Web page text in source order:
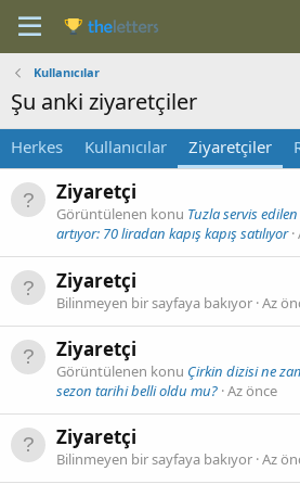
Kullanıcılar
Şu anki ziyaretçiler
Herkes Kullanıcılar Ziyaretçiler
Ziyaretçi
Görüntülenen konu Tuzla servis
artıyor: 70 liradan kapış kapış satılıyor
Ziyaretçi
Bilinmeyen bir sayfaya bakıyor Az
Ziyaretçi
Görüntülenen konu Çirkin dizisi ne
sezon tarihi belli oldu mu? Az önce
Ziyaretçi
Bilinmeyen bir sayfaya bakıyor Az